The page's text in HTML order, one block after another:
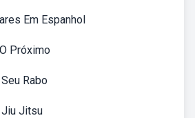
Em Espanhol
Próximo
Rabo
Jitsu